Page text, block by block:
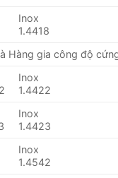
Inox
1.4418
Hàng gia công độ
Inox
1.4422
Inox
1.4423
Inox
1.4542